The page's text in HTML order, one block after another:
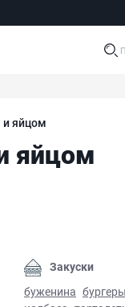
и яйцом
яйцом
с курицей,
Закуски
буженина бургеры